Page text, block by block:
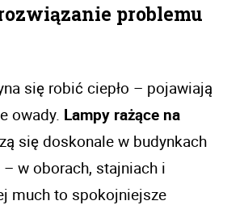
problemu
się robić ciepło – pojawiają
owady. Lampy rażące na
się doskonale w budynkach
w oborach, stajniach i
much to spokojniejsze